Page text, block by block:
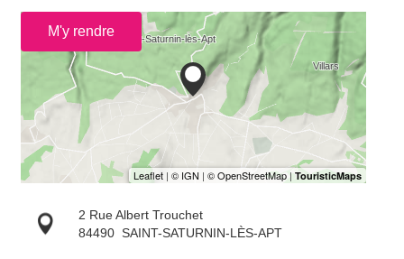
M'y rendre
2 Rue Albert Trouchet
84490 SAINT-SATURNIN-LÈS-APT